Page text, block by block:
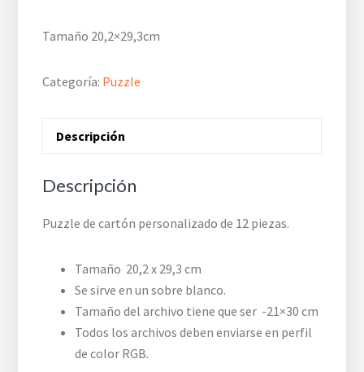
Tamaño 20,2×29,3cm
Categoría: Puzzle
Descripción
Descripción
Puzzle de cartón personalizado de 12 piezas.
Tamaño 20,2 x 29,3 cm
Se sirve en un sobre blanco.
Tamaño del archivo tiene que ser -21×30 cm
Todos los archivos deben enviarse en perfil
de color RGB.